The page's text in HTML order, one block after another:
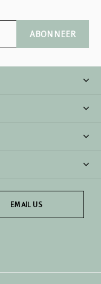
ABONNEER
EMAIL US